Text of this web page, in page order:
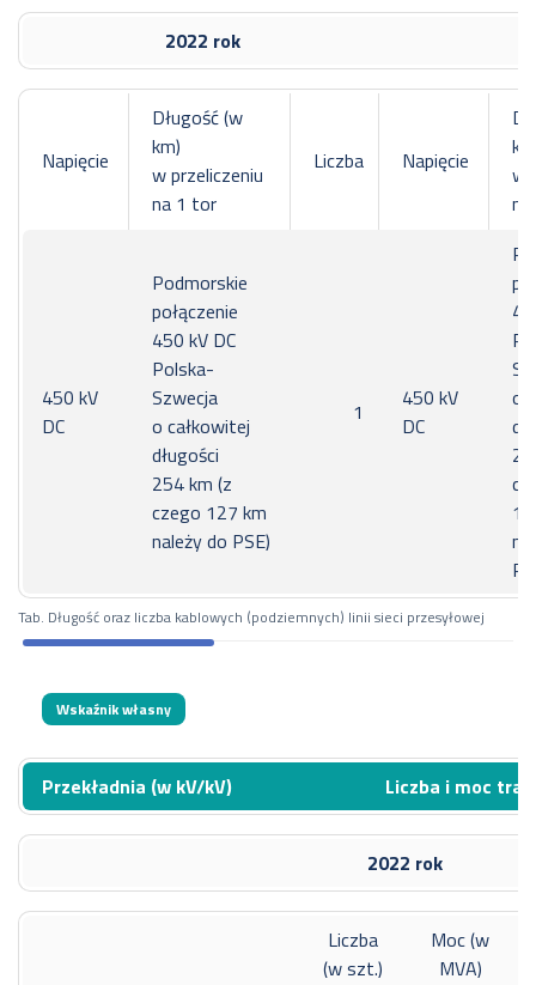
2022 rok
Napięcie
Długość (w
km)
w przeliczeniu
na 1 tor
Liczba Napięcie
w
450 kV
DC
Podmorskie
połączenie
450 kV DC
Polska-
Szwecja
o całkowitej
długości
254 km (z
czego 127 km
należy do PSE)
1
450 kV
DC
o
Tab. Długość oraz liczba kablowych (podziemnych) linii sieci przesyłowej
Wskaźnik własny
Przekładnia (w kV/kV) Liczba i moc
2022 rok
Liczba
(w szt.)
Moc (w
MVA)